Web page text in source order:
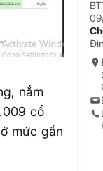
nắm
cổ
mức gần